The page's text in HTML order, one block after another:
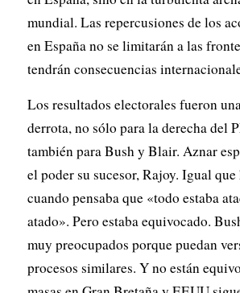
mundial. Las repercusiones de los
en España no se limitarán a las
tendrán consecuencias
Los resultados electorales fueron
derrota, no sólo para la derecha del
también para Bush y Blair. Aznar
el poder su sucesor, Rajoy. Igual
cuando pensaba que «todo estaba
atado». Pero estaba equivocado.
muy preocupados porque puedan
procesos similares. Y no están